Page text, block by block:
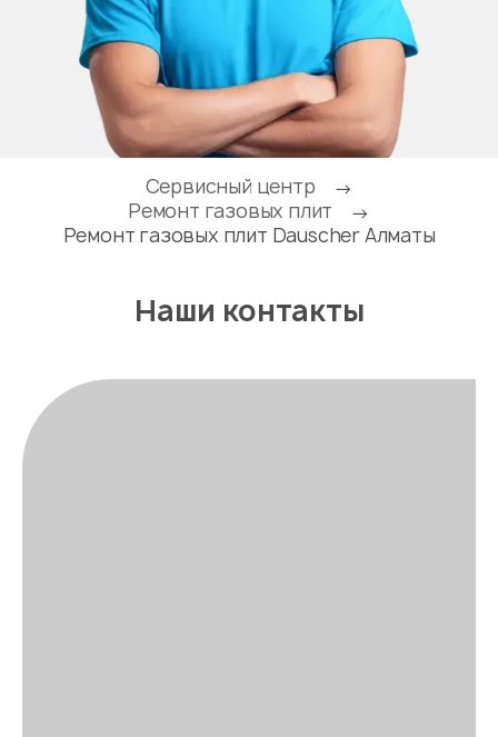
Сервисный центр
→
Ремонт газовых плит
→
Ремонт газовых плит Dauscher Алматы
Наши контакты